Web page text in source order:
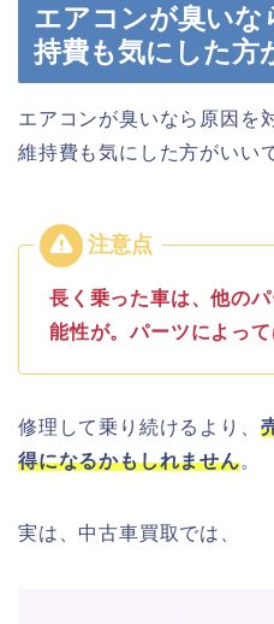
エアコンが臭いな
持費も気にした方
エアコンが臭いなら原因を
維持費も気にした方がいい
長く乗った車は、他の
能性が。パーツによって
修理して乗り続けるより、
得になるかもしれません。
実は、中古車買取では、